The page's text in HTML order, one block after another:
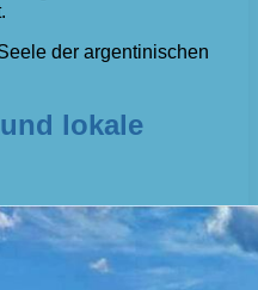
der argentinischen
lokale